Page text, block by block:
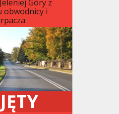
Góry z
obwodnicy i